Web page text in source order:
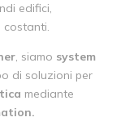
edifici,
costanti.
, siamo system
di soluzioni per
mediante